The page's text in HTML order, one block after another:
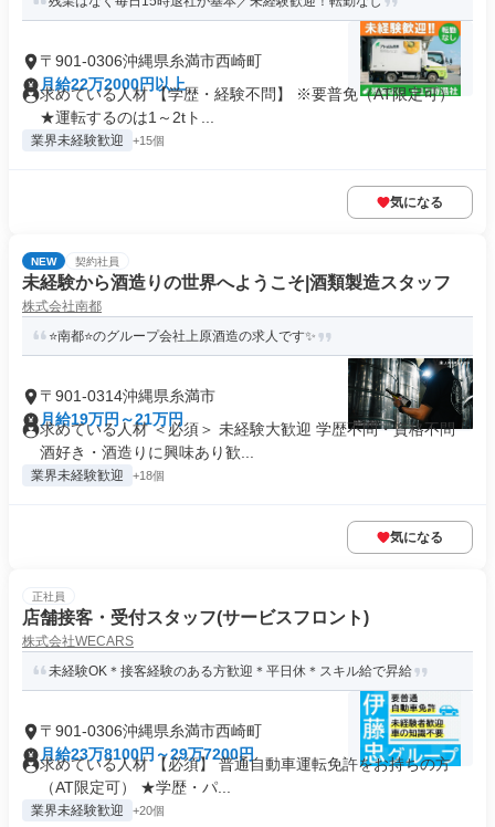
〒901-0306沖縄県糸満市西崎町
月給22万2000円以上
求めている人材 【学歴・経験不問】 ※要普免（AT限定可）
★運転するのは1～2tト...
業界未経験歓迎 +15個
気になる
NEW 契約社員
未経験から酒造りの世界へようこそ|酒類製造スタッフ
株式会社南都
⭐️南都⭐️のグループ会社上原酒造の求人です✨
〒901-0314沖縄県糸満市
月給19万円～21万円
求めている人材 ＜必須＞ 未経験大歓迎 学歴不問・資格不問
酒好き・酒造りに興味あり歓...
業界未経験歓迎 +18個
気になる
正社員
店舗接客・受付スタッフ(サービスフロント)
株式会社WECARS
未経験OK＊接客経験のある方歓迎＊平日休＊スキル給で昇給
〒901-0306沖縄県糸満市西崎町
月給23万8100円～29万7200円
求めている人材 【必須】 普通自動車運転免許をお持ちの方
（AT限定可） ★学歴・パ...
業界未経験歓迎 +20個